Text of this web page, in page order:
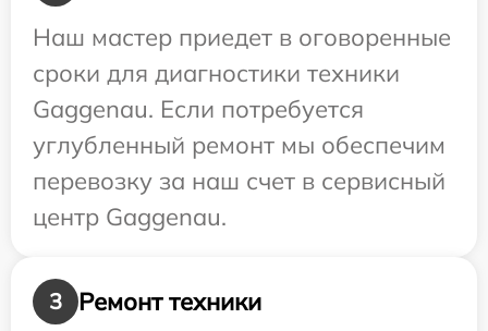
Наш мастер приедет в оговоренные
сроки для диагностики техники
Gaggenau. Если потребуется
углубленный ремонт мы обеспечим
перевозку за наш счет в сервисный
центр Gaggenau.
3
Ремонт техники